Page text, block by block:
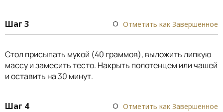
Шаг 3 Отметить как Завершенное
Стол присыпать мукой (40 граммов), выложить липкую
массу и замесить тесто. Накрыть полотенцем или чашей
и оставить на 30 минут.
Шаг 4 Отметить как Завершенное